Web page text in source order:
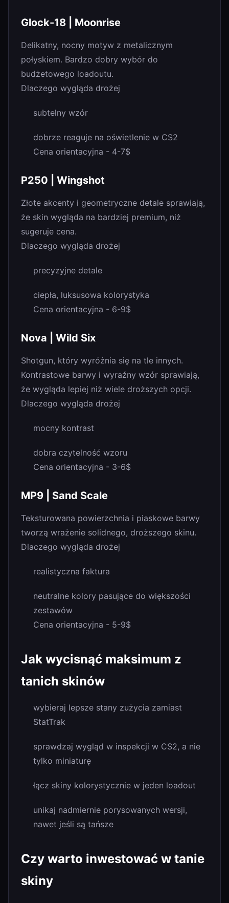
Glock-18 | Moonrise
Delikatny, nocny motyw z metalicznym
połyskiem. Bardzo dobry wybór do
budżetowego loadoutu.
Dlaczego wygląda drożej
subtelny wzór
dobrze reaguje na oświetlenie w CS2
Cena orientacyjna - 4-7$
P250 | Wingshot
Złote akcenty i geometryczne detale sprawiają,
że skin wygląda na bardziej premium, niż
sugeruje cena.
Dlaczego wygląda drożej
precyzyjne detale
ciepła, luksusowa kolorystyka
Cena orientacyjna - 6-9$
Nova | Wild Six
Shotgun, który wyróżnia się na tle innych.
Kontrastowe barwy i wyraźny wzór sprawiają,
że wygląda lepiej niż wiele droższych opcji.
Dlaczego wygląda drożej
mocny kontrast
dobra czytelność wzoru
Cena orientacyjna - 3-6$
MP9 | Sand Scale
Teksturowana powierzchnia i piaskowe barwy
tworzą wrażenie solidnego, droższego skinu.
Dlaczego wygląda drożej
realistyczna faktura
neutralne kolory pasujące do większości
zestawów
Cena orientacyjna - 5-9$
Jak wycisnąć maksimum z
tanich skinów
wybieraj lepsze stany zużycia zamiast
StatTrak
sprawdzaj wygląd w inspekcji w CS2, a nie
tylko miniaturę
łącz skiny kolorystycznie w jeden loadout
unikaj nadmiernie porysowanych wersji,
nawet jeśli są tańsze
Czy warto inwestować w tanie
skiny